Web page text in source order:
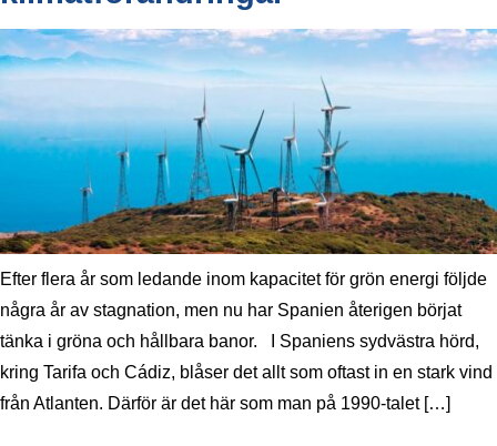
Efter flera år som ledande inom kapacitet för grön energi följde
några år av stagnation, men nu har Spanien återigen börjat
tänka i gröna och hållbara banor. I Spaniens sydvästra hörd,
kring Tarifa och Cádiz, blåser det allt som oftast in en stark vind
från Atlanten. Därför är det här som man på 1990-talet […]